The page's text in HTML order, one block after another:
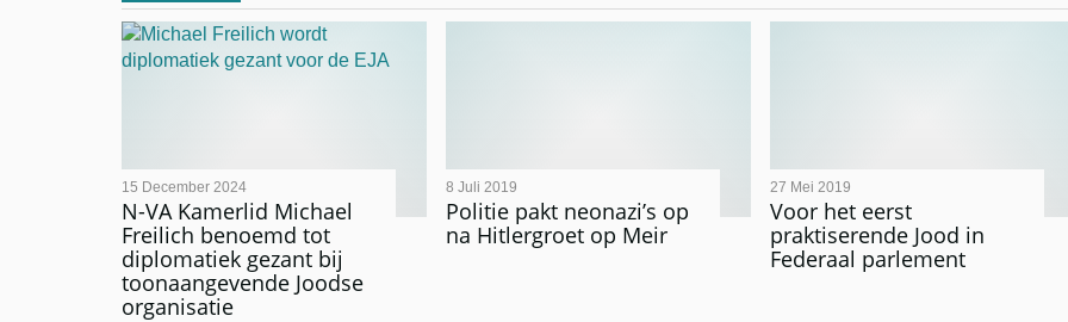
N-VA Kamerlid Michael
Freilich benoemd tot
diplomatiek gezant bij
toonaangevende Joodse
organisatie
15 December 2024
Politie pakt neonazi’s op
na Hitlergroet op Meir
8 Juli 2019
Voor het eerst
praktiserende Jood in
Federaal parlement
27 Mei 2019